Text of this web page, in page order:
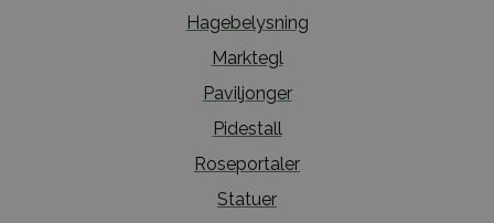
Hagebelysning
Marktegl
Paviljonger
Pidestall
Roseportaler
Statuer